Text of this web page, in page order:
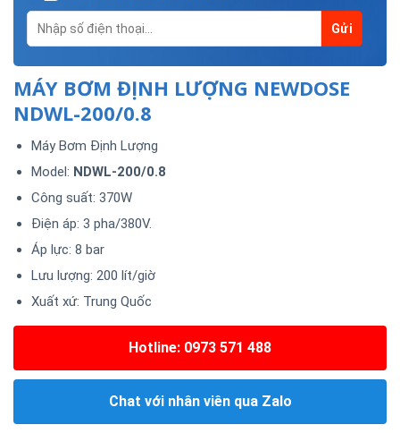
MÁY BƠM ĐỊNH LƯỢNG NEWDOSE
NDWL-200/0.8
Máy Bơm Định Lượng
Model: NDWL-200/0.8
Công suất: 370W
Điện áp: 3 pha/380V.
Áp lực: 8 bar
Lưu lượng: 200 lít/giờ
Xuất xứ: Trung Quốc
Hotline: 0973 571 488
Chat với nhân viên qua Zalo